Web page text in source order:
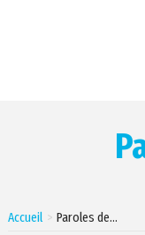
Accueil Paroles de…